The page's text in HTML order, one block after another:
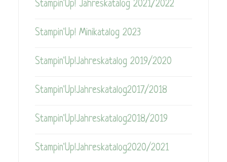
Stampin'Up! Jahreskatalog 2021/2022
Stampin'Up! Minikatalog 2023
Stampin'Up!Jahreskatalog 2019/2020
Stampin'Up!Jahreskatalog2017/2018
Stampin'Up!Jahreskatalog2018/2019
Stampin'Up!Jahreskatalog2020/2021